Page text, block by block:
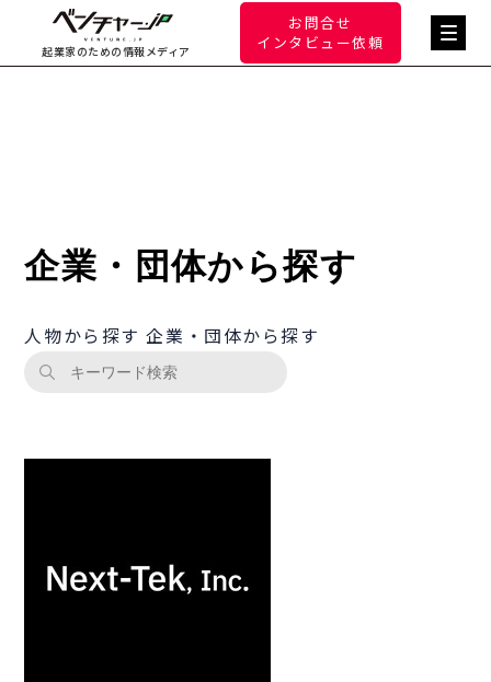
起業家のための情報メディア
お問合せ
インタビュー依頼
企業・団体から探す
人物から探す 企業・団体から探す